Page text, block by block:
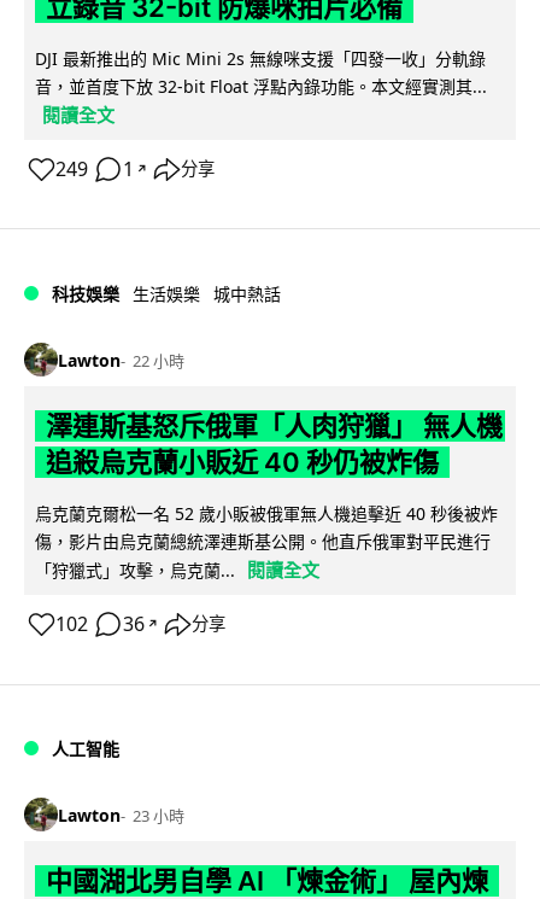
立錄音 32-bit 防爆咪拍片必備
DJI 最新推出的 Mic Mini 2s 無線咪支援「四發一收」分軌錄
音，並首度下放 32-bit Float 浮點內錄功能。本文經實測其...
閱讀全文
249 1 ↗ 分享
科技娛樂 生活娛樂 城中熱話
Lawton 22 小時
澤連斯基怒斥俄軍「人肉狩獵」 無人機
追殺烏克蘭小販近 40 秒仍被炸傷
烏克蘭克爾松一名 52 歲小販被俄軍無人機追擊近 40 秒後被炸
傷，影片由烏克蘭總統澤連斯基公開。他直斥俄軍對平民進行
「狩獵式」攻擊，烏克蘭...
閱讀全文
102 36 ↗ 分享
人工智能
Lawton 23 小時
中國湖北男自學 AI 「煉金術」 屋內煉